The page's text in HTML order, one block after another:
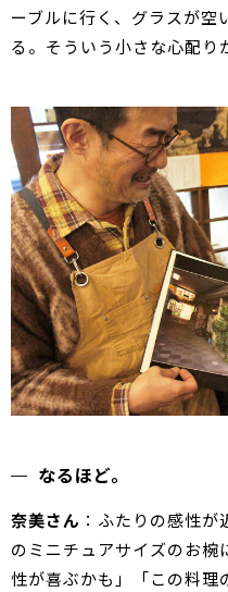
ーブルに行く、グラスが空
る。そういう小さな心配り
なるほど。
奈美さん ：ふたりの感性
のミニチュアサイズのお
性が喜ぶかも」「この料理